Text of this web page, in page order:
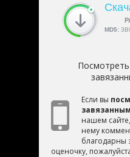
MD5:
Если вы
нашем
нему
благодарны
оценочку,